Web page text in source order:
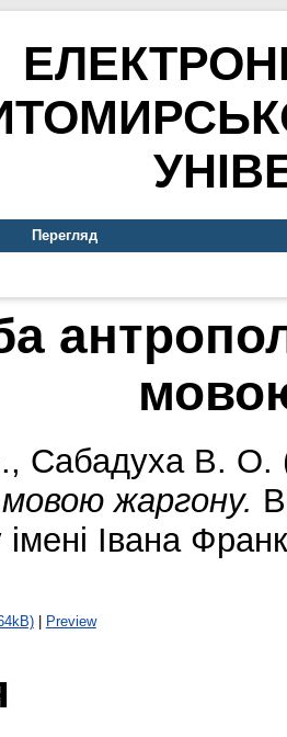
Перегляд
, Сабадуха В. О.
жаргону.
імені Івана
| Preview